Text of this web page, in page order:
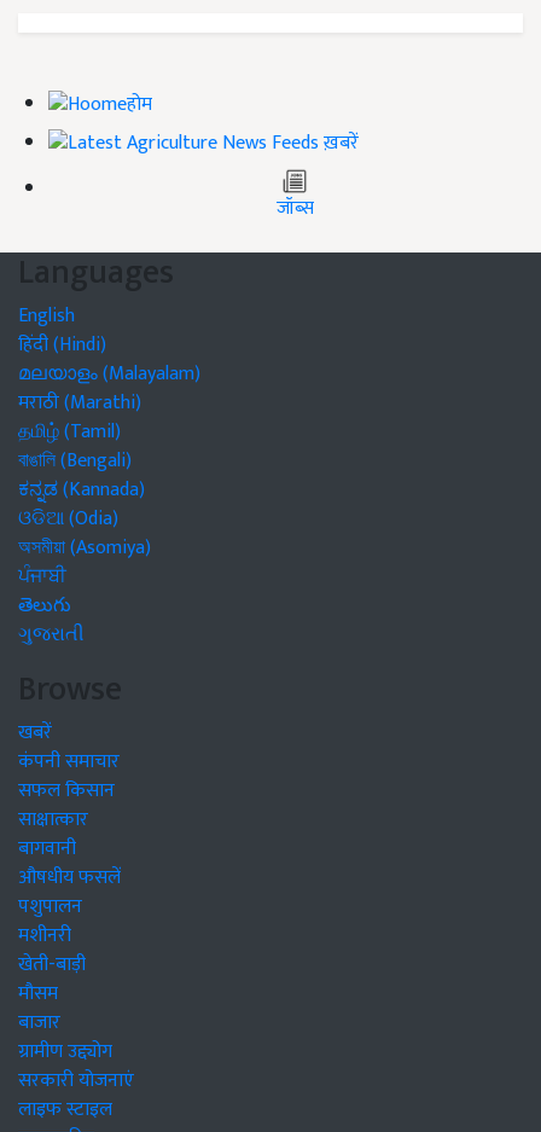
होम
ख़बरें
जॉब्स
Languages
English
हिंदी (Hindi)
മലയാളം (Malayalam)
मराठी (Marathi)
தமிழ் (Tamil)
বাঙালি (Bengali)
ಕನ್ನಡ (Kannada)
ଓଡିଆ (Odia)
অসমীয়া (Asomiya)
ਪੰਜਾਬੀ
తెలుగు
ગુજરાતી
Browse
खबरें
कंपनी समाचार
सफल किसान
साक्षात्कार
बागवानी
औषधीय फसलें
पशुपालन
मशीनरी
खेती-बाड़ी
मौसम
बाजार
ग्रामीण उद्द्योग
सरकारी योजनाएं
लाइफ स्टाइल